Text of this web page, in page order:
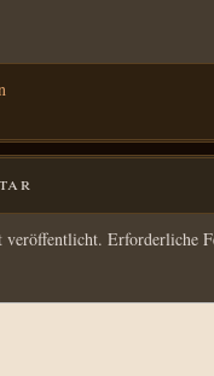
veröffentlicht. Erforderliche